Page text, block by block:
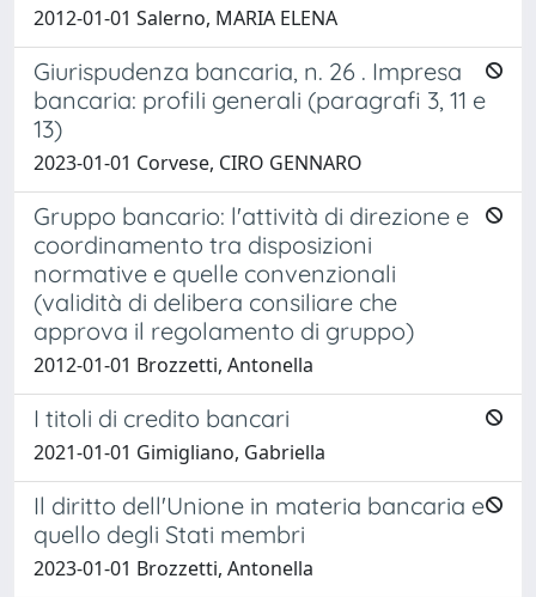
2012-01-01 Salerno, MARIA ELENA
Giurispudenza bancaria, n. 26 . Impresa
bancaria: profili generali (paragrafi 3, 11 e
13)
2023-01-01 Corvese, CIRO GENNARO
Gruppo bancario: l'attività di direzione e
coordinamento tra disposizioni
normative e quelle convenzionali
(validità di delibera consiliare che
approva il regolamento di gruppo)
2012-01-01 Brozzetti, Antonella
I titoli di credito bancari
2021-01-01 Gimigliano, Gabriella
Il diritto dell'Unione in materia bancaria e
quello degli Stati membri
2023-01-01 Brozzetti, Antonella